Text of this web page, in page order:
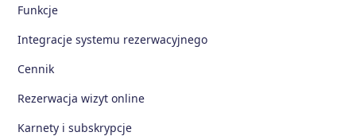
Funkcje
Integracje systemu rezerwacyjnego
Cennik
Rezerwacja wizyt online
Karnety i subskrypcje